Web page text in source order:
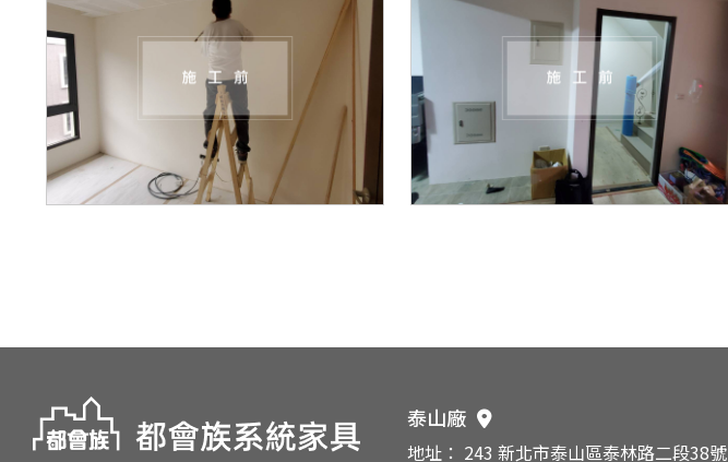
泰山廠
地址： 243 新北市泰山區泰林路二段38號